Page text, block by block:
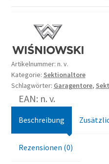
Artikelnummer: n. v.
Kategorie: Sektionaltore
Schlagwörter: Garagentore,
EAN: n. v.
Beschreibung
Rezensionen (0)